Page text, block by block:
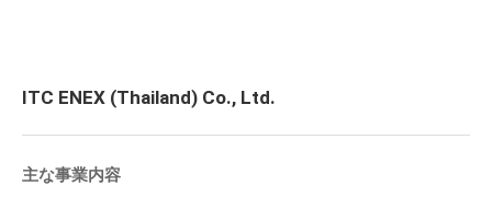
ITC ENEX (Thailand) Co., Ltd.
主な事業内容